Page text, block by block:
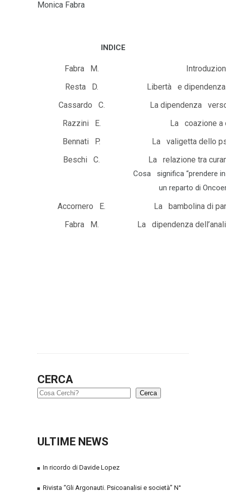
Monica Fabra
INDICE
Fabra M.
Resta D.
Libertà e
Cassardo C.
La dipendenza
Razzini E.
La coazione a
Bennati P.
La valigetta dello
Beschi C.
La relazione tra
Cosa significa “prendere
un reparto di
Accornero E.
La bambolina di
Fabra M.
La dipendenza
CERCA
Cerca
ULTIME NEWS
In ricordo di Davide Lopez
Rivista “Gli Argonauti. Psicoanalisi e società” N°